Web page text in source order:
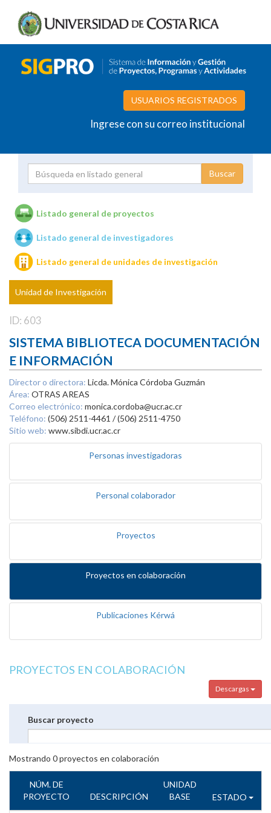
USUARIOS REGISTRADOS
Ingrese con su correo institucional
Unidades de investigación
Listado general de proyectos
Listado general de investigadores
Listado general de unidades de investigación
Unidad de Investigación
ID: 603
SISTEMA BIBLIOTECA DOCUMENTACIÓN
E INFORMACIÓN
Director o directora: Licda. Mónica Córdoba Guzmán
Área: OTRAS AREAS
Correo electrónico: monica.cordoba@ucr.ac.cr
Teléfono: (506) 2511-4461 / (506) 2511-4750
Sitio web: www.sibdi.ucr.ac.cr
Personas investigadoras
Personal colaborador
Proyectos
Proyectos en colaboración
Publicaciones Kérwá
PROYECTOS EN COLABORACIÓN
Descargas
Buscar proyecto
Mostrando 0proyectos en colaboración
NÚM. DE
PROYECTO
DESCRIPCIÓN
UNIDAD
BASE
ESTADO